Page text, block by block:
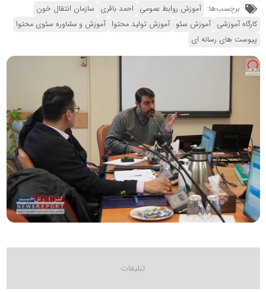
برچسب‌ها: آموزش روابط عمومی احمد باقری سازمان انتقال خون
کارگاه آموزشی آموزش سئو آموزش تولید محتوا آموزش و مشاوره سئوی محتوا
پیوست های رسانه ای